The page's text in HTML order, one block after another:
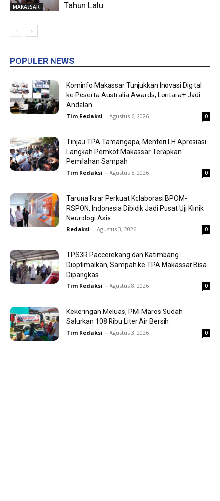
MAKASSAR
Tahun Lalu
POPULER NEWS
Kominfo Makassar Tunjukkan Inovasi Digital
ke Peserta Australia Awards, Lontara+ Jadi
Andalan
Tim Redaksi - Agustus 6, 2026 0
Tinjau TPA Tamangapa, Menteri LH Apresiasi
Langkah Pemkot Makassar Terapkan
Pemilahan Sampah
Tim Redaksi - Agustus 5, 2026 0
Taruna Ikrar Perkuat Kolaborasi BPOM-
RSPON, Indonesia Dibidik Jadi Pusat Uji Klinik
Neurologi Asia
Redaksi - Agustus 3, 2026 0
TPS3R Paccerekang dan Katimbang
Dioptimalkan, Sampah ke TPA Makassar Bisa
Dipangkas
Tim Redaksi - Agustus 8, 2026 0
Kekeringan Meluas, PMI Maros Sudah
Salurkan 108 Ribu Liter Air Bersih
Tim Redaksi - Agustus 3, 2026 0